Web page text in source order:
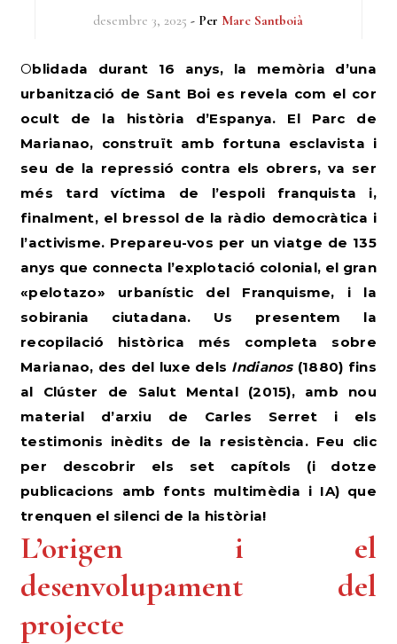
desembre 3, 2025 - Per Marc Santboià
Oblidada durant 16 anys, la memòria d’una
urbanització de Sant Boi es revela com el cor
ocult de la història d’Espanya. El Parc de
Marianao, construït amb fortuna esclavista i
seu de la repressió contra els obrers, va ser
més tard víctima de l’espoli franquista i,
finalment, el bressol de la ràdio democràtica i
l’activisme. Prepareu-vos per un viatge de 135
anys que connecta l’explotació colonial, el gran
«pelotazo» urbanístic del Franquisme, i la
sobirania ciutadana. Us presentem la
recopilació històrica més completa sobre
Marianao, des del luxe dels Indianos(1880) fins
al Clúster de Salut Mental (2015), amb nou
material d’arxiu de Carles Serret i els
testimonis inèdits de la resistència. Feu clic
per descobrir els set capítols (i dotze
publicacions amb fonts multimèdia i IA) que
trenquen el silenci de la història!
L’origen i el
desenvolupament del
projecte